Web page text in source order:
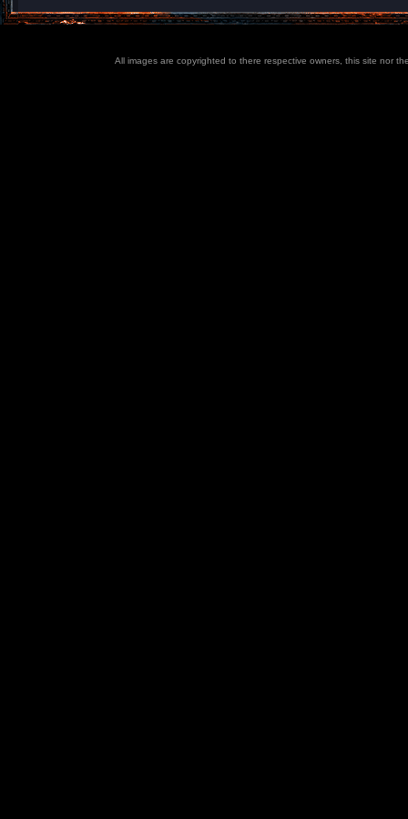
All images are copyrighted to there respective owners, this site nor